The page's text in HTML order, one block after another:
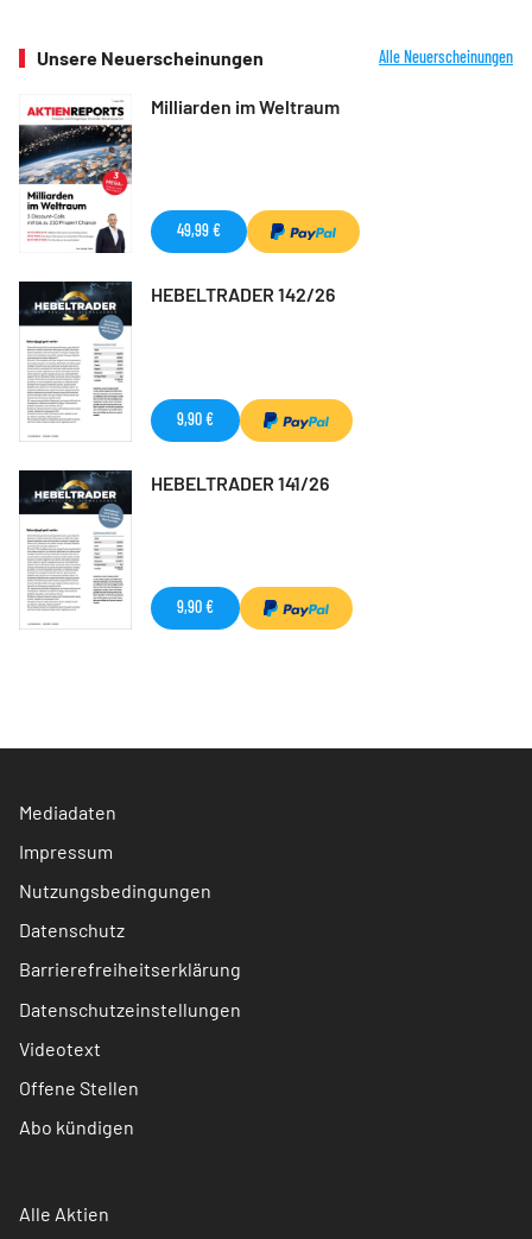
Unsere Neuerscheinungen Alle Neuerscheinungen
Milliarden im Weltraum
49,99 €
HEBELTRADER 142/26
9,90 €
HEBELTRADER 141/26
9,90 €
Mediadaten
Impressum
Nutzungsbedingungen
Datenschutz
Barrierefreiheitserklärung
Datenschutzeinstellungen
Videotext
Offene Stellen
Abo kündigen
Alle Aktien